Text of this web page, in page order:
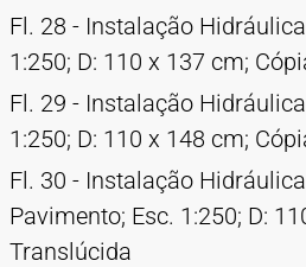
Fl. 28 - Instalação
1:250; D: 110 x 137 cm;
Fl. 29 - Instalação
1:250; D: 110 x 148 cm;
Fl. 30 - Instalação
Pavimento; Esc. 1:250; D:
Translúcida